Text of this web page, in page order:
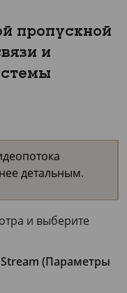
пропускной
и
детальным.
и выберите
(Параметры